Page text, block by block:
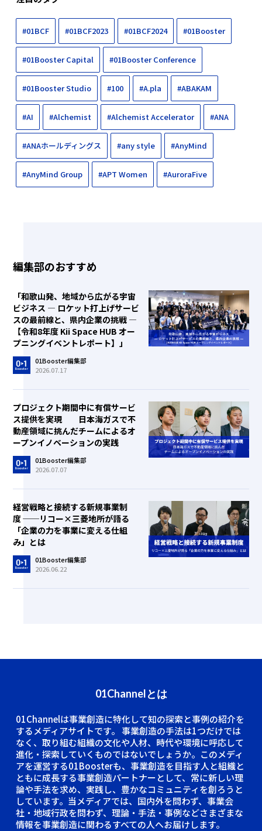
#01BCF #01BCF2023 #01BCF2024 #01Booster
#01Booster Capital #01Booster Conference
#01Booster Studio #100 #A.pla #ABAKAM
#AI #Alchemist #Alchemist Accelerator #ANA
#ANAホールディングス #any style #AnyMind
#AnyMind Group #APT Women #AuroraFive
編集部のおすすめ
「和歌山発、地域から広がる宇宙
ビジネス ― ロケット打上げサービ
スの最前線と、県内企業の挑戦 ―
【令和8年度 Kii Space HUB オー
プニングイベントレポート】」
01Booster編集部
2026.07.17
プロジェクト期間中に有償サービ
ス提供を実現 日本海ガスで不
動産領域に挑んだチームによるオ
ープンイノベーションの実践
01Booster編集部
2026.07.07
経営戦略と接続する新規事業制
度 ──リコー×三菱地所が語る
「企業の力を事業に変える仕組
み」とは
01Booster編集部
2026.06.22
01Channelとは
01Channelは事業創造に特化して知の探索と事例の紹介を
するメディアサイトです。 事業創造の手法は1つだけでは
なく、取り組む組織の文化や人材、時代や環境に呼応して
進化・探索していくものではないでしょうか。このメディ
アを運営する01Boosterも、事業創造を目指す人と組織と
ともに成長する事業創造パートナーとして、常に新しい理
論や手法を求め、実践し、豊かなコミュニティを創ろうと
しています。当メディアでは、国内外を問わず、事業会
社・地域行政を問わず、理論・手法・事例などさまざまな
情報を事業創造に関わるすべての人へお届けします。